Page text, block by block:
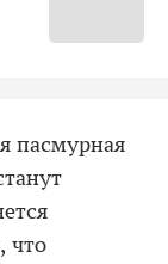
пасмурная
что